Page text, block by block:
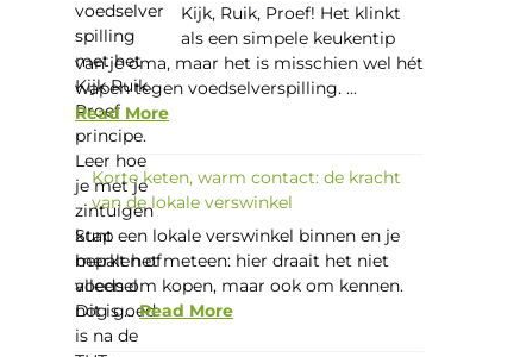
Kijk, Ruik, Proef! Het klinkt
als een simpele keukentip
van je oma, maar het is misschien wel hét
wapen tegen voedselverspilling. ...
Read More
Korte keten, warm contact: de kracht
van de lokale verswinkel
Stap een lokale verswinkel binnen en je
merkt het meteen: hier draait het niet
alleen om kopen, maar ook om kennen.
Dit is ...Read More